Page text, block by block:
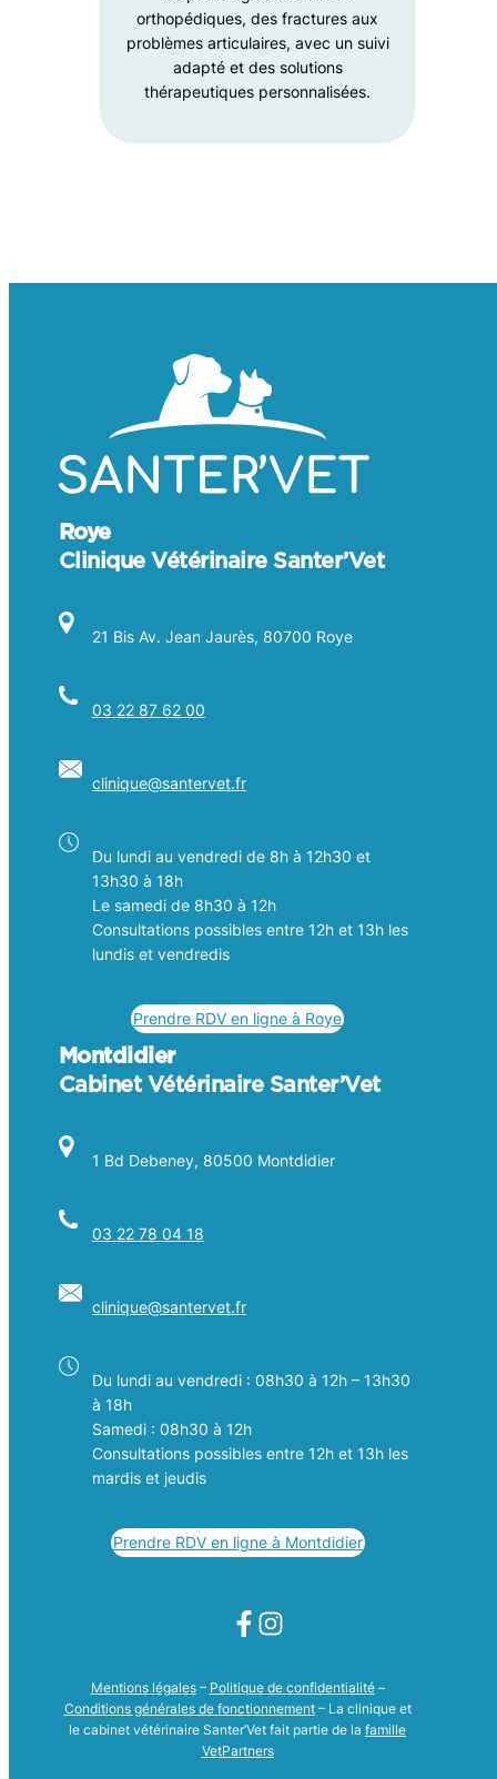
orthopédiques, des fractures aux
problèmes articulaires, avec un suivi
adapté et des solutions
thérapeutiques personnalisées.
Roye
Clinique Vétérinaire Santer’Vet
21 Bis Av. Jean Jaurès, 80700 Roye
03 22 87 62 00
clinique@santervet.fr
Du lundi au vendredi de 8h à 12h30 et
13h30 à 18h
Le samedi de 8h30 à 12h
Consultations possibles entre 12h et 13h les
lundis et vendredis
Prendre RDV en ligne à Roye
Montdidier
Cabinet Vétérinaire Santer’Vet
1 Bd Debeney, 80500 Montdidier
03 22 78 04 18
clinique@santervet.fr
Du lundi au vendredi : 08h30 à 12h – 13h30
à 18h
Samedi : 08h30 à 12h
Consultations possibles entre 12h et 13h les
mardis et jeudis
Prendre RDV en ligne à Montdidier
Mentions légales– Politique de confidentialité–
Conditions générales de fonctionnement– La clinique et
le cabinet vétérinaire Santer’Vet fait partie de lafamille
VetPartners